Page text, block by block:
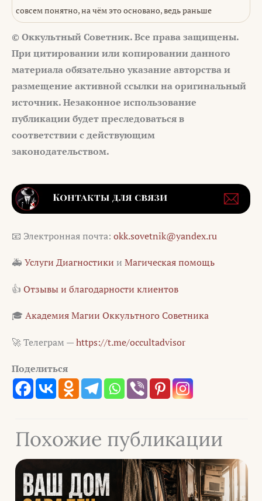
совсем понятно, на чём это основано, ведь раньше
© Оккультный Советник. Все права защищены.
При цитировании или копировании данного
материала обязательно указание авторства и
размещение активной ссылки на оригинальный
источник. Незаконное использование
публикации будет преследоваться в
соответствии с действующим
законодательством.
📧 Электронная почта: okk.sovetnik@yandex.ru
🚑 Услуги Диагностики и Магическая помощь
👍 Отзывы и благодарности клиентов
🎓 Академия Магии Оккультного Советника
🚀 Телеграм —https://t.me/occultadvisor
Поделиться
Похожие публикации